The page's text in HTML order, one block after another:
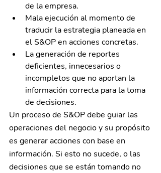
de la empresa.
Mala ejecución al momento de
traducir la estrategia planeada en
el S&OP en acciones concretas.
La generación de reportes
deficientes, innecesarios o
incompletos que no aportan la
información correcta para la toma
de decisiones.
Un proceso de S&OP debe guiar las
operaciones del negocio y su propósito
es generar acciones con base en
información. Si esto no sucede, o las
decisiones que se están tomando no